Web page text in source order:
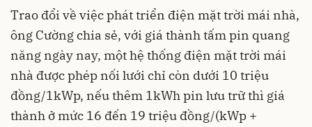
Trao đổi về việc phát triển điện mặt trời mái nhà,
ông Cường chia sẻ, với giá thành tấm pin quang
năng ngày nay, một hệ thống điện mặt trời mái
nhà được phép nối lưới chỉ còn dưới 10 triệu
đồng/1kWp, nếu thêm 1kWh pin lưu trữ thì giá
thành ở mức 16 đến 19 triệu đồng/(kWp +